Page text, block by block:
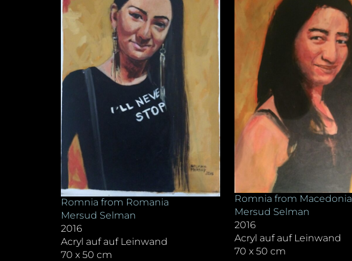
Romnia from Romania
Mersud Selman
2016
Acryl auf auf Leinwand
70 x 50 cm
Romnia from Macedonia
Mersud Selman
2016
Acryl auf auf Leinwand
70 x 50 cm